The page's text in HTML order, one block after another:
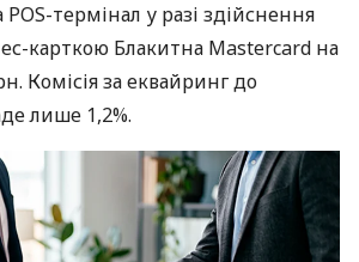
термінал у разі здійснення
карткою Блакитна Mastercard на
Комісія за еквайринг до
лише 1,2%.